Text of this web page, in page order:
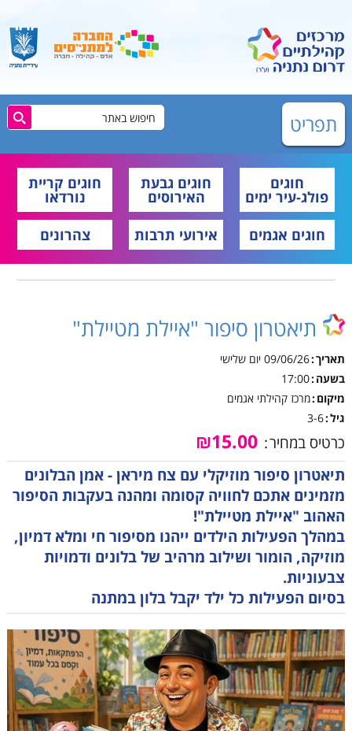
תפריט
חוגים
פולג-עיר ימים
חוגים גבעת
האירוסים
חוגים קריית
נורדאו
חוגים אגמים
אירועי תרבות צהרונים
תיאטרון סיפור "איילת מטיילת"
תאריך 09/06/26 יום שלישי
בשעה 17:00
מיקום מרכז קהילתי אגמים
גיל 3-6
כרטיס במחיר
תיאטרון סיפור מוזיקלי עם צח מיראן - אמן הבלונים
מזמינים אתכם לחוויה קסומה ומהנה בעקבות הסיפור
האהוב "איילת מטיילת"!
במהלך הפעילות הילדים ייהנו מסיפור חי ומלא דמיון,
מוזיקה, הומור ושילוב מרהיב של בלונים ודמויות
צבעוניות.
בסיום הפעילות כל ילד יקבל בלון במתנה